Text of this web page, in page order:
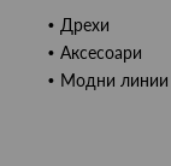
Дрехи
Аксесоари
Модни линии